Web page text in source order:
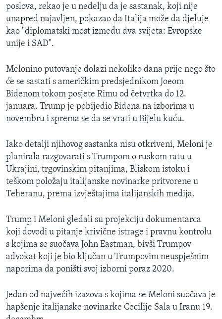
poslova, rekao je u nedelju da je sastanak, koji nije
unapred najavljen, pokazao da Italija može da djeluje
kao "diplomatski most između dva svijeta: Evropske
unije i SAD".
Melonino putovanje dolazi nekoliko dana prije nego što
će se sastati s američkim predsjednikom Joeom
Bidenom tokom posjete Rimu od četvrtka do 12.
januara. Trump je pobijedio Bidena na izborima u
novembru i sprema se da se vrati u Bijelu kuću.
Iako detalji njihovog sastanka nisu otkriveni, Meloni je
planirala razgovarati s Trumpom o ruskom ratu u
Ukrajini, trgovinskim pitanjima, Bliskom istoku i
teškom položaju italijanske novinarke pritvorene u
Teheranu, prema izvještajima italijanskih medija.
Trump i Meloni gledali su projekciju dokumentarca
koji dovodi u pitanje krivične istrage i pravnu kontrolu
s kojima se suočava John Eastman, bivši Trumpov
advokat koji je bio ključan u Trumpovim neuspješnim
naporima da poništi svoj izborni poraz 2020.
Jedan od najvećih izazova s kojima se Meloni suočava je
hapšenje italijanske novinarke Cecilije Sala u Iranu 19.